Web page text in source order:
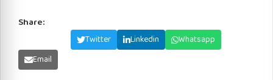
Share:
Twitter Linkedin
Whatsapp
Email